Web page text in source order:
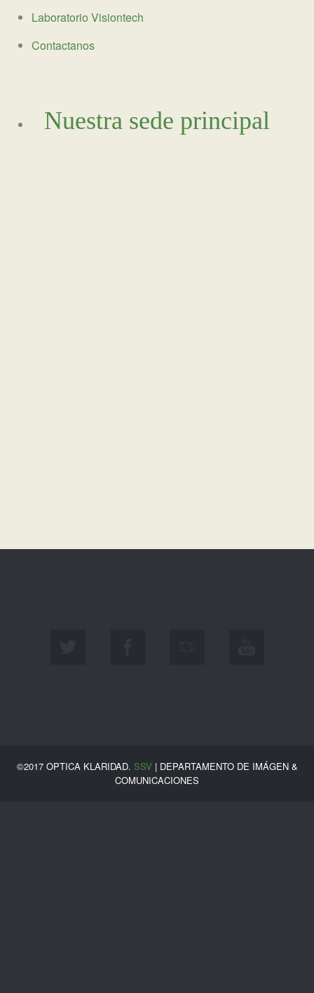
Laboratorio Visiontech
Contactanos
Nuestra sede principal
©2017 OPTICA KLARIDAD. SSV | DEPARTAMENTO DE IMÁGEN &
COMUNICACIONES